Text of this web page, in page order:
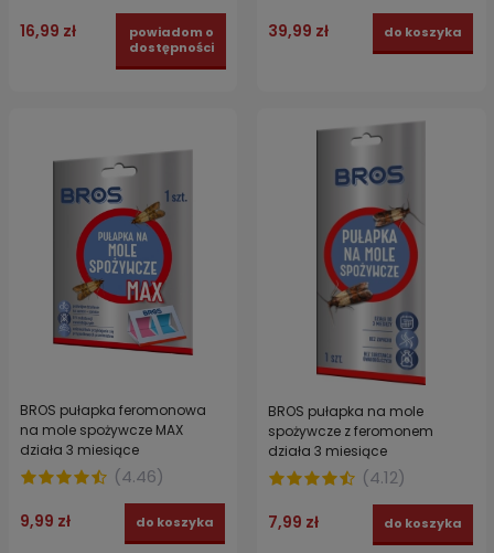
16,99 zł
powiadom o
dostępności
39,99 zł do koszyka
BROS pułapka feromonowa
na mole spożywcze MAX
działa 3 miesiące
(4.46)
9,99 zł do koszyka
BROS pułapka na mole
spożywcze z feromonem
działa 3 miesiące
(4.12)
7,99 zł do koszyka